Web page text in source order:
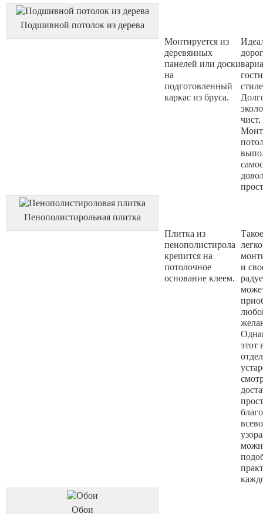
Подшивной потолок из дерева
Монтируется из
деревянных
панелей или доски
на
подготовленный
каркас из бруса.
Пенополистирольная плитка
Плитка из
пенополистирола
крепится на
потолочное
основание клеем.
и
этот
Обои